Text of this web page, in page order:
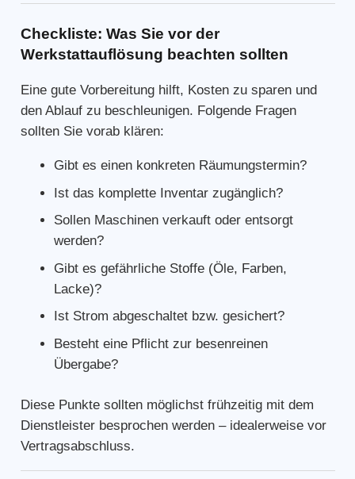
Checkliste: Was Sie vor der
Werkstattauflösung beachten sollten
Eine gute Vorbereitung hilft, Kosten zu sparen und
den Ablauf zu beschleunigen. Folgende Fragen
sollten Sie vorab klären:
Gibt es einen konkreten Räumungstermin?
Ist das komplette Inventar zugänglich?
Sollen Maschinen verkauft oder entsorgt
werden?
Gibt es gefährliche Stoffe (Öle, Farben,
Lacke)?
Ist Strom abgeschaltet bzw. gesichert?
Besteht eine Pflicht zur besenreinen
Übergabe?
Diese Punkte sollten möglichst frühzeitig mit dem
Dienstleister besprochen werden – idealerweise vor
Vertragsabschluss.